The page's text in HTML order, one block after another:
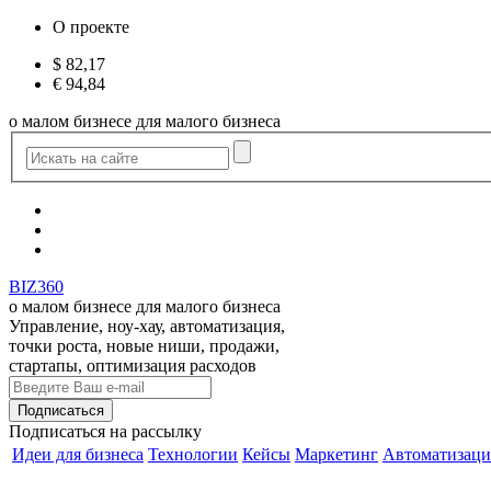
О проекте
$ 82,17
€ 94,84
о малом бизнесе для малого бизнеса
BIZ360
о малом бизнесе для малого бизнеса
Управление, ноу-хау, автоматизация,
точки роста, новые ниши, продажи,
стартапы, оптимизация расходов
Подписаться на рассылку
Идеи для бизнеса Технологии Кейсы Маркетинг